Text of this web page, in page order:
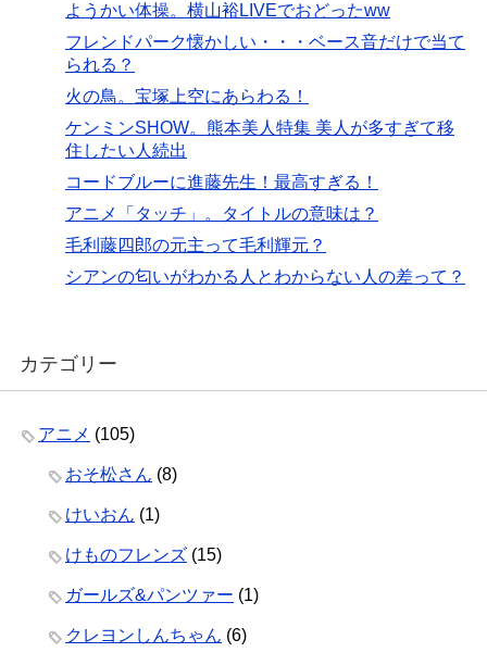
ようかい体操。横山裕LIVEでおどったww
フレンドパーク懐かしい・・・ベース音だけで当て
られる？
火の鳥。宝塚上空にあらわる！
ケンミンSHOW。熊本美人特集 美人が多すぎて移
住したい人続出
コードブルーに進藤先生！最高すぎる！
アニメ「タッチ」。タイトルの意味は？
毛利藤四郎の元主って毛利輝元？
シアンの匂いがわかる人とわからない人の差って？
カテゴリー
アニメ (105)
おそ松さん (8)
けいおん (1)
けものフレンズ (15)
ガールズ&パンツァー (1)
クレヨンしんちゃん (6)